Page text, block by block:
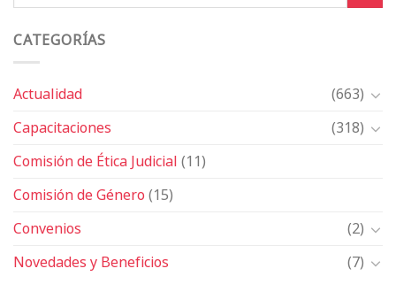
CATEGORÍAS
Actualidad
(663)
Capacitaciones
(318)
Comisión de Ética Judicial(11)
Comisión de Género(15)
Convenios
(2)
Novedades y Beneficios
(7)